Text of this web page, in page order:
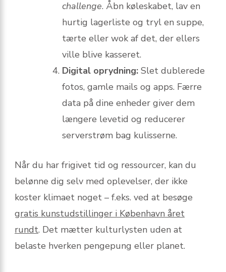
challenge. Åbn køleskabet, lav en
hurtig lagerliste og tryl en suppe,
tærte eller wok af det, der ellers
ville blive kasseret.
Digital oprydning: Slet dublerede
fotos, gamle mails og apps. Færre
data på dine enheder giver dem
længere levetid og reducerer
serverstrøm bag kulisserne.
Når du har frigivet tid og ressourcer, kan du
belønne dig selv med oplevelser, der ikke
koster klimaet noget – f.eks. ved at besøge
gratis kunstudstillinger i København året
rundt. Det mætter kulturlysten uden at
belaste hverken pengepung eller planet.